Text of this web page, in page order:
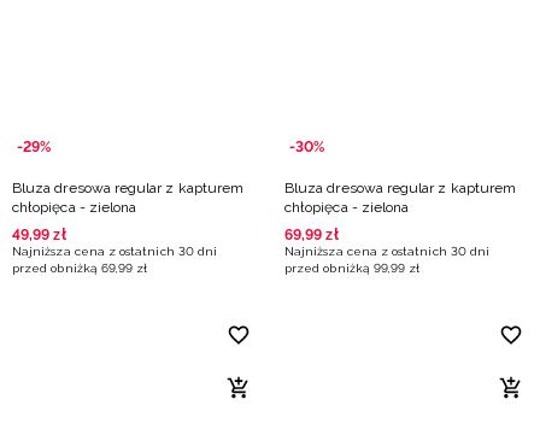
-29%
Bluza dresowa regular z kapturem
chłopięca - zielona
49,99 zł
Najniższa cena z ostatnich 30 dni
przed obniżką 69,99 zł
-30%
Bluza dresowa regular z kapturem
chłopięca - zielona
69,99 zł
Najniższa cena z ostatnich 30 dni
przed obniżką 99,99 zł
Słowacki / EUR
Ukraiński / UAH